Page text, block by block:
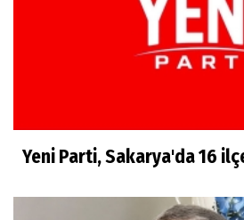
Yeni Parti, Sakarya'da 16